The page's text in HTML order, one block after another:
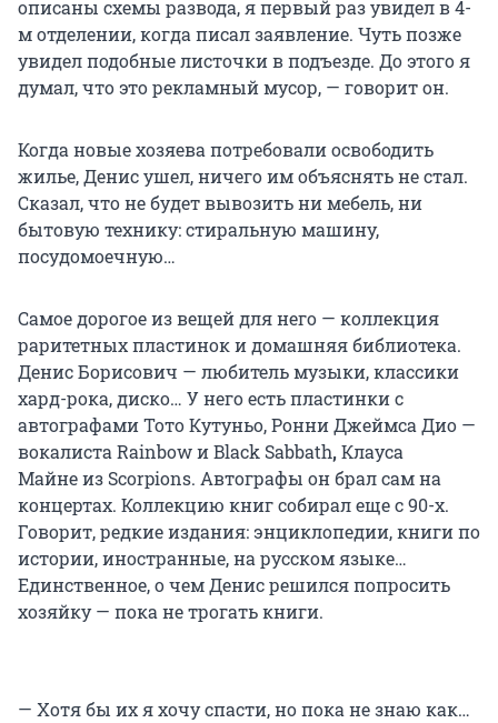
описаны схемы развода, я первый раз увидел в 4-
м отделении, когда писал заявление. Чуть позже
увидел подобные листочки в подъезде. До этого я
думал, что это рекламный мусор, — говорит он.
Когда новые хозяева потребовали освободить
жилье, Денис ушел, ничего им объяснять не стал.
Сказал, что не будет вывозить ни мебель, ни
бытовую технику: стиральную машину,
посудомоечную…
Самое дорогое из вещей для него — коллекция
раритетных пластинок и домашняя библиотека.
Денис Борисович — любитель музыки, классики
хард-рока, диско… У него есть пластинки с
автографами Тото Кутуньо, Ронни Джеймса Дио —
вокалиста Rainbow и Black Sabbath,Клауса
Майне из Scorpions. Автографы он брал сам на
концертах. Коллекцию книг собирал еще с 90-х.
Говорит, редкие издания: энциклопедии, книги по
истории, иностранные, на русском языке…
Единственное, о чем Денис решился попросить
хозяйку — пока не трогать книги.
— Хотя бы их я хочу спасти, но пока не знаю как…